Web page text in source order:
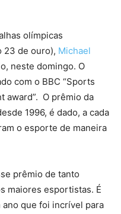
olímpicas
23 de ouro), Michael
neste domingo. O
com o BBC “Sports
award”. O prêmio da
1996, é dado, a cada
o esporte de maneira
prêmio de tanto
maiores esportistas. É
que foi incrível para